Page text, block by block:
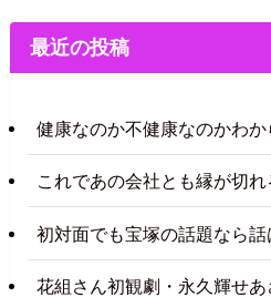
最近の投稿
健康なのか不健康なのかわ
これであの会社とも縁が切れ
初対面でも宝塚の話題なら話
花組さん初観劇・永久輝せ